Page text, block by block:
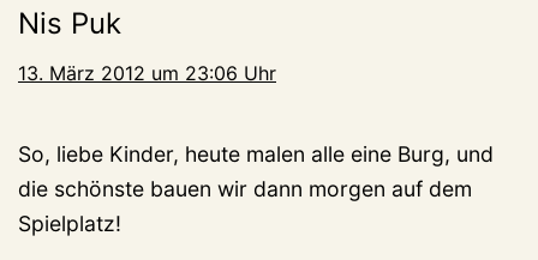
Nis Puk
13. März 2012 um 23:06 Uhr
So, liebe Kinder, heute malen alle eine Burg, und
die schönste bauen wir dann morgen auf dem
Spielplatz!